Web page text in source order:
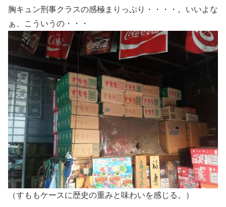
胸キュン刑事クラスの感極まりっぷり・・・・。いいよな
ぁ、こういうの・・・
（すももケースに歴史の重みと味わいを感じる。）